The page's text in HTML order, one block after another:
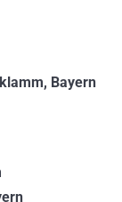
Bayern